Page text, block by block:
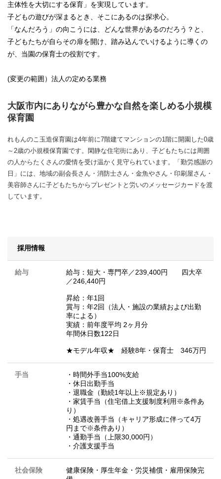
主体性を大切にする保育」を実現しています。
子どもの遊びが深まるとき、そこにあるのは探求心。
「なんだろう」の向こうには、どんな世界があるのだろう？と、
子どもたちが自らその扉を開け、踏み込んでいけるように導くの
が、当園の保育士の役割です。
(変更の範囲）法人の定める業務
大阪市内にありながら豊かな自然を楽しめる小規模
保育園
れもんのこ玉造保育園は4年前に7階建てマンションの1階に開園した0歳
～2歳の小規模保育園です。閑静な住宅街にあり、子どもたちには周囲
の人からたくさんの愛情を受け温かく見守られています。「勤労感謝の
日」には、地域の副会長さん・消防士さん・金魚やさん・印刷屋さん・
美容師さんに子どもたちからプレゼントと労いのメッセージカードを渡
しています。
採用情報
給与
給与：短大・専門卒／239,400円 四大卒
／246,440円
昇給：年1回
賞与：年2回（法人・施設の業績および出勤
率による）
実績：前年度平均 2ヶ月分
年間休日数122日
★モデル年収★ 経験8年・保育士 346万円
手当
・時間外手当100%支給
・休日出勤手当
・退職金（勤続1年以上※規定あり）
・家賃手当（住宅借上支援制度利用※条件あ
り）
・処遇改善手当（キャリア形成に伴って4万
円まで※条件あり）
・通勤手当（上限30,000円）
・介護支援手当
社会保険
健康保険・厚生年金・労災補償・雇用保険完